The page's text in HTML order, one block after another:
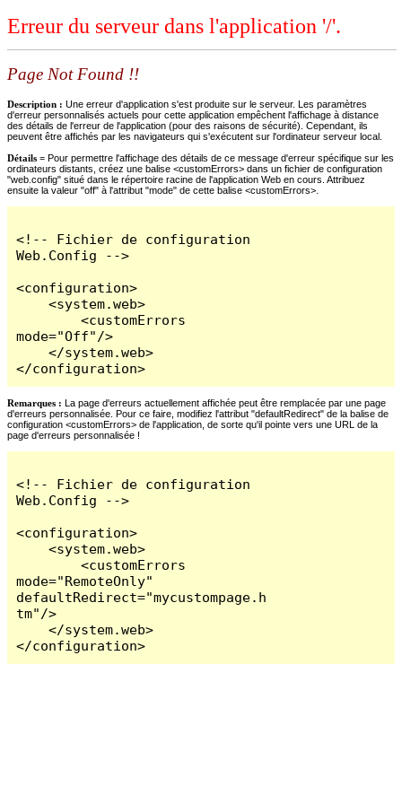
Erreur du serveur dans l'application '/'.
Page Not Found !!
Description : Une erreur d'application s'est produite sur le serveur. Les paramètres
d'erreur personnalisés actuels pour cette application empêchent l'affichage à distance
des détails de l'erreur de l'application (pour des raisons de sécurité). Cependant, ils
peuvent être affichés par les navigateurs qui s'exécutent sur l'ordinateur serveur local.
Détails = Pour permettre l'affichage des détails de ce message d'erreur spécifique sur les
ordinateurs distants, créez une balise <customErrors> dans un fichier de configuration
"web.config" situé dans le répertoire racine de l'application Web en cours. Attribuez
ensuite la valeur "off" à l'attribut "mode" de cette balise <customErrors>.
<!-- Fichier de configuration
Web.Config -->
<configuration>
    <system.web>
        <customErrors
mode="Off"/>
    </system.web>
</configuration>
Remarques : La page d'erreurs actuellement affichée peut être remplacée par une page
d'erreurs personnalisée. Pour ce faire, modifiez l'attribut "defaultRedirect" de la balise de
configuration <customErrors> de l'application, de sorte qu'il pointe vers une URL de la
page d'erreurs personnalisée !
<!-- Fichier de configuration
Web.Config -->
<configuration>
    <system.web>
        <customErrors
mode="RemoteOnly"
defaultRedirect="mycustompage.h
tm"/>
    </system.web>
</configuration>